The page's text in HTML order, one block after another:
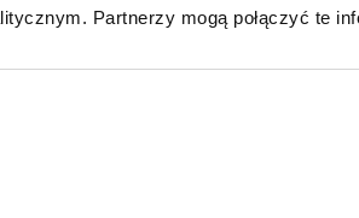
Partnerzy mogą połączyć te